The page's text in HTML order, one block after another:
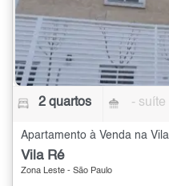
2 quartos - suíte
Apartamento à Venda na
Vila Ré
Zona Leste - São Paulo